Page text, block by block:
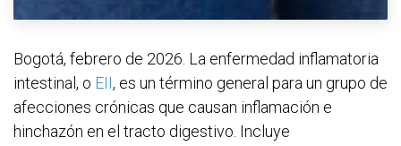
Bogotá, febrero de 2026. La enfermedad inflamatoria
intestinal, o EII, es un término general para un grupo de
afecciones crónicas que causan inflamación e
hinchazón en el tracto digestivo. Incluye